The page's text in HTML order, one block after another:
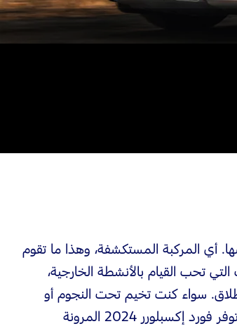
أي المركبة المستكشفة، وهذا ما تقوم
تحب القيام بالأنشطة الخارجية،
سواء كنت تخيم تحت النجوم أو
تستمتع بعطلة نهاية الأسبوع على الشاطئ ، توفر فورد إكسبلورر 2024 المرونة